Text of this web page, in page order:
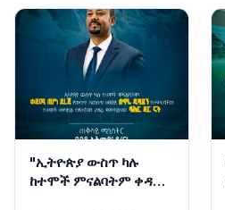
"ኢትዮጵያ ውስጥ ካሉ
ከተሞች ምናልባትም ቀዳሚ